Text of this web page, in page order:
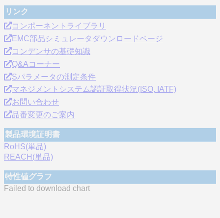
リンク
コンポーネントライブラリ
EMC部品シミュレータダウンロードページ
コンデンサの基礎知識
Q&Aコーナー
Sパラメータの測定条件
マネジメントシステム認証取得状況(ISO, IATF)
お問い合わせ
品番変更のご案内
製品環境証明書
RoHS(単品)
REACH(単品)
特性値グラフ
Failed to download chart